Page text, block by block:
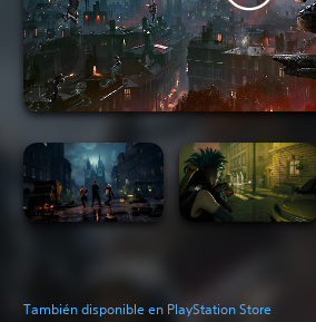
También disponible en PlayStation Store